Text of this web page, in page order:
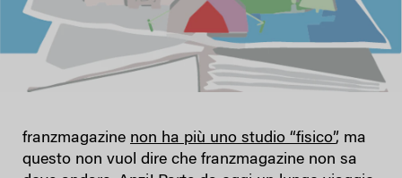
franzmagazine non ha più uno studio “fisico”, ma
questo non vuol dire che franzmagazine non sa